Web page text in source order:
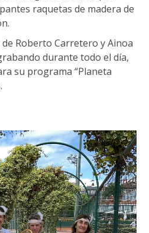
raquetas de madera de
Roberto Carretero y Ainoa
durante todo el día,
su programa “Planeta